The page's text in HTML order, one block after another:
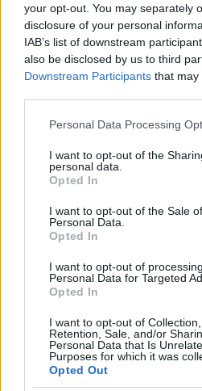
your opt-out. You may separately
disclosure of your personal
IAB’s list of downstream
also be disclosed by us to third
Downstream Participants that may
Please note that this website/app
not limited to your visit or usage
grant or deny consent to Google
use your data for below specified
consent section.
Personal Data Processing
I want to opt-out of the
personal data.
Opted In
I want to opt-out of the Sale
Personal Data.
Opted In
I want to opt-out of
Personal Data for Targeted
Opted In
I want to opt-out of Collection,
Retention, Sale, and/or
Personal Data that Is
Purposes for which it was
Opted Out
Σχόλια
Αν τα χάσατε
Μυστράς: Παθολογικά αίτια
«δείχνει» η πρώτη
ιατροδικαστική εκτίμηση
για τον θάνατο του
γιος του σε καταψύκτη